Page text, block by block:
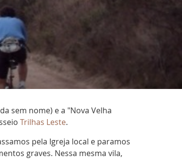
sem nome) e a "Nova Velha
Trilhas Leste.
pela Igreja local e paramos
graves. Nessa mesma vila,